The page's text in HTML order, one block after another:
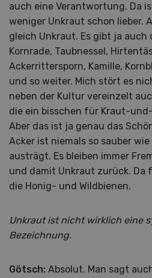
auch eine Verantwortung. Da
weniger Unkraut schon lieber.
gleich Unkraut. Es gibt ja auch
Kornrade, Taubnessel,
Ackerrittersporn, Kamille,
und so weiter. Mich stört es
neben der Kultur vereinzelt
die ein bisschen für Kraut-
Aber das ist ja genau das
Acker ist niemals so sauber
austrägt. Es bleiben immer
und damit Unkraut zurück. Da
die Honig- und Wildbienen.
Unkraut ist nicht wirklich eine
Bezeichnung.
Götsch: Absolut. Man sagt